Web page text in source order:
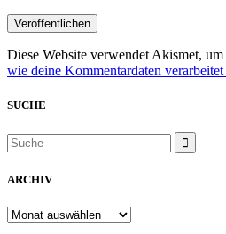
Diese Website verwendet Akismet,
wie deine Kommentardaten
SUCHE
ARCHIV
ARCHIV